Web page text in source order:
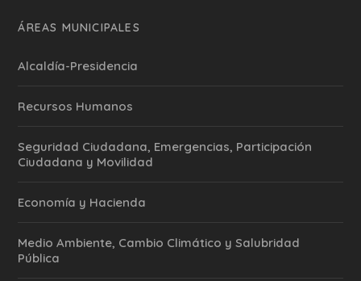
ÁREAS MUNICIPALES
Alcaldía-Presidencia
Recursos Humanos
Seguridad Ciudadana, Emergencias, Participación
Ciudadana y Movilidad
Economía y Hacienda
Medio Ambiente, Cambio Climático y Salubridad
Pública